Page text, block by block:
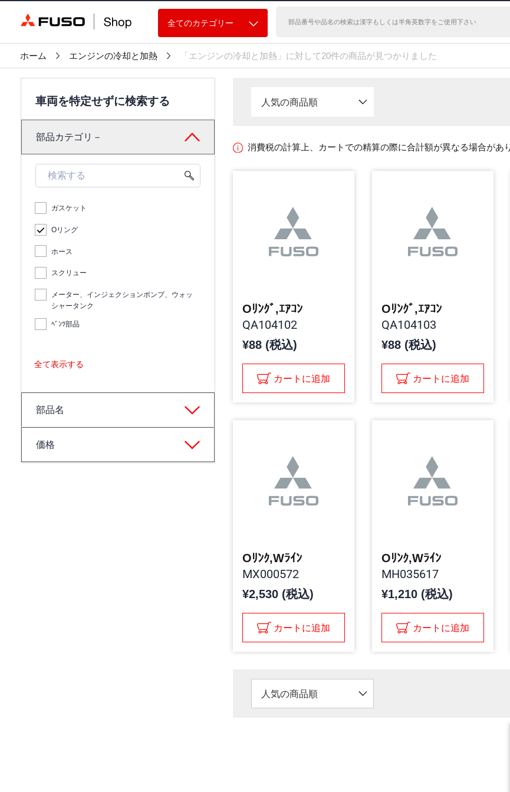
全てのカテゴリー
ホーム エンジンの冷却と加熱 「エンジンの冷却と加熱」に対して20件の商品が見つかりました
車両を特定せずに検索する
部品カテゴリ－
ガスケット
Oリング
ホース
スクリュー
メーター、インジェクションポンプ、ウォッ
シャータンク
ﾍﾞﾝﾂ部品
全て表示する
部品名
価格
人気の商品順
消費税の計算上、カートでの精算の際に合計額が異なる場合があ
Oﾘﾝｸﾞ,ｴｱｺﾝ
QA104102
¥88 (税込)
カートに追加
Oﾘﾝｸﾞ,ｴｱｺﾝ
QA104103
¥88 (税込)
カートに追加
Oﾘﾝｸ,Wﾗｲﾝ
MX000572
¥2,530 (税込)
カートに追加
Oﾘﾝｸ,Wﾗｲﾝ
MH035617
¥1,210 (税込)
カートに追加
人気の商品順